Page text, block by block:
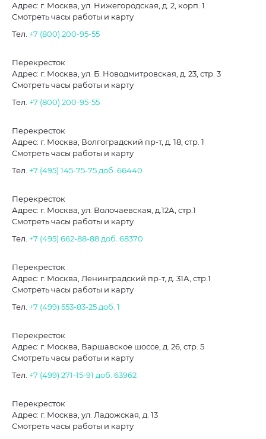
Адрес: г. Москва, ул. Нижегородская, д. 2, корп. 1
Смотреть часы работы и карту
Тел. +7 (800) 200-95-55
Перекресток
Адрес: г. Москва, ул. Б. Новодмитровская, д. 23, стр. 3
Смотреть часы работы и карту
Тел. +7 (800) 200-95-55
Перекресток
Адрес: г. Москва, Волгоградский пр-т, д. 18, стр. 1
Смотреть часы работы и карту
Тел. +7 (495) 145-75-75 доб. 66440
Перекресток
Адрес: г. Москва, ул. Волочаевская, д.12А, стр.1
Смотреть часы работы и карту
Тел. +7 (495) 662-88-88 доб. 68370
Перекресток
Адрес: г. Москва, Ленинградский пр-т, д. 31А, стр.1
Смотреть часы работы и карту
Тел. +7 (499) 553-83-25 доб. 1
Перекресток
Адрес: г. Москва, Варшавское шоссе, д. 26, стр. 5
Смотреть часы работы и карту
Тел. +7 (499) 271-15-91 доб. 63962
Перекресток
Адрес: г. Москва, ул. Ладожская, д. 13
Смотреть часы работы и карту